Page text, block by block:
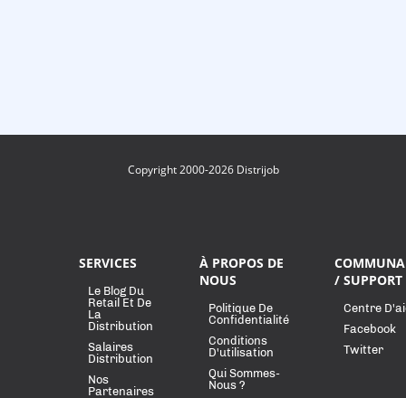
Copyright 2000-2026 Distrijob
SERVICES
Le Blog Du
Retail Et De
La
Distribution
Salaires
Distribution
Nos
Partenaires
À PROPOS DE
NOUS
Politique De
Confidentialité
Conditions
D'utilisation
Qui Sommes-
Nous ?
/ SUPPORT
Centre
Facebook
Twitter